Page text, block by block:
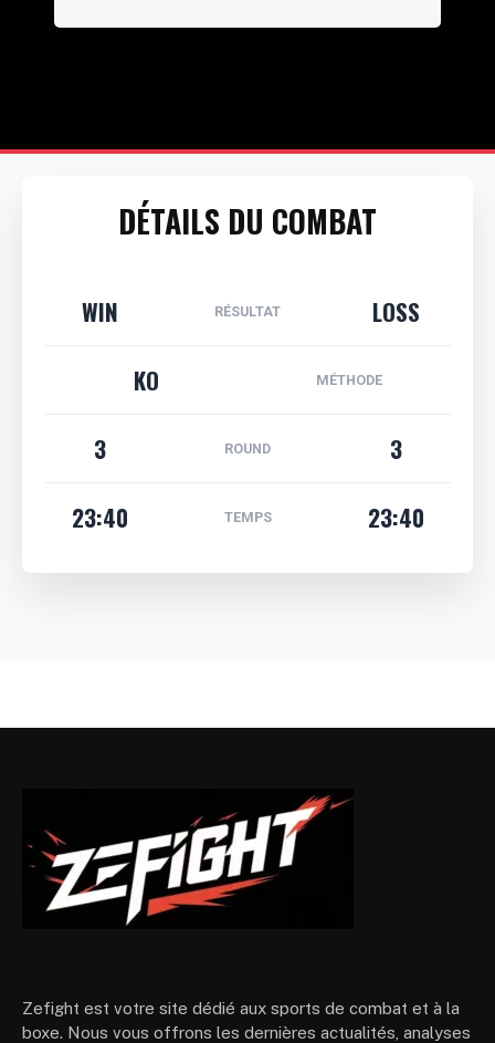
DÉTAILS DU COMBAT
WIN RÉSULTAT
LOSS
KO
MÉTHODE
3 ROUND
3
23:40
TEMPS 23:40
Zefight est votre site dédié aux sports de combat et à la
boxe. Nous vous offrons les dernières actualités, analyses